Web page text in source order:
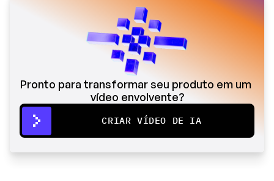
Pronto para transformar seu produto em um
vídeo envolvente?
CRIAR VÍDEO DE IA